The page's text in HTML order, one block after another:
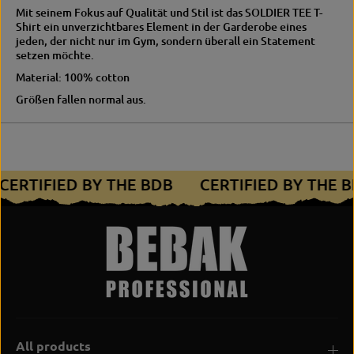
Mit seinem Fokus auf Qualität und Stil ist das SOLDIER TEE T-
Shirt ein unverzichtbares Element in der Garderobe eines
jeden, der nicht nur im Gym, sondern überall ein Statement
setzen möchte.
Material: 100% cotton
Größen fallen normal aus.
CERTIFIED BY THE BDB CERTIFIED BY THE
All products